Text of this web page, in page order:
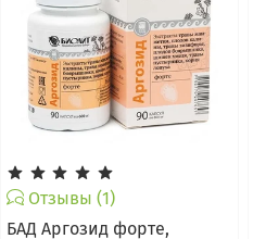
Отзывы (1)
БАД Аргозид форте,